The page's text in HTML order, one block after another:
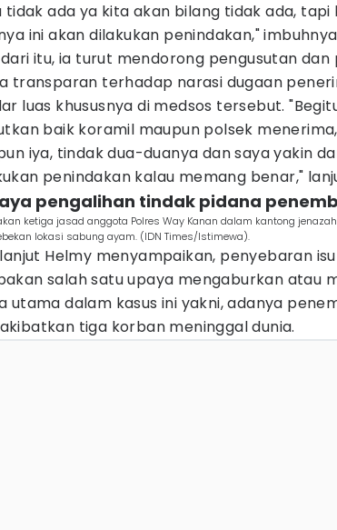
tidak ada ya kita akan bilang tidak ada, tapi
ini akan dilakukan penindakan,"
itu, ia turut mendorong pengusutan
transparan terhadap narasi dugaan
luas khususnya di medsos tersebut.
baik koramil maupun polsek
iya, tindak dua-duanya dan saya yakin
penindakan kalau memang benar,"
pengalihan tindak pidana
ketiga jasad anggota Polres Way Kanan dalam kantong
lokasi sabung ayam. (IDN Times/Istimewa).
Helmy menyampaikan, penyebaran
salah satu upaya mengaburkan atau
utama dalam kasus ini yakni, adanya
tiga korban meninggal dunia.